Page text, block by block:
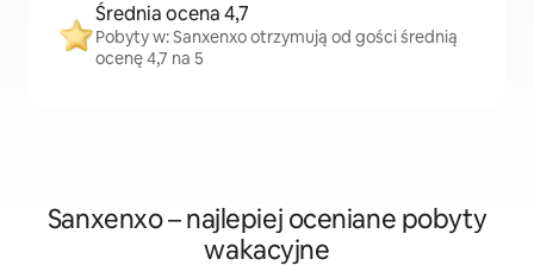
Średnia ocena 4,7
Pobyty w: Sanxenxo otrzymują od gości średnią
ocenę 4,7 na 5
Sanxenxo – najlepiej oceniane pobyty
wakacyjne